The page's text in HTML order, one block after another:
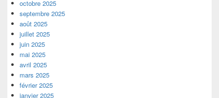
octobre 2025
septembre 2025
août 2025
juillet 2025
juin 2025
mai 2025
avril 2025
mars 2025
février 2025
janvier 2025